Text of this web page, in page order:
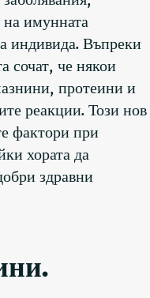
на имунната
индивида. Въпреки
сочат, че някои
протеини и
реакции. Този нов
фактори при
хората да
здравни